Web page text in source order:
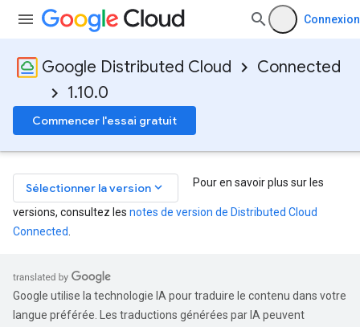
Connexion
Google Distributed Cloud
Connected
1.10.0
Commencer l'essai gratuit
Sélectionner la version keyboard_arrow_down Pour en savoir plus sur les
versions, consultez les notes de version de Distributed Cloud
Connected
Google utilise la technologie IA pour traduire le contenu dans votre
langue préférée. Les traductions générées par IA peuvent